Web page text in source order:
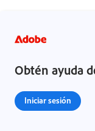
Obtén ayuda
Iniciar sesión